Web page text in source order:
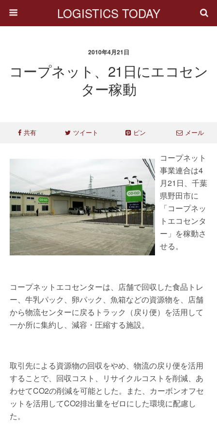
LOGISTICS TODAY
2010年4月21日
コープネット、21日にエコセン
ター稼動
共有 ツイート ピン メール
コープネット
事業連合は4
月21日、千葉
県野田市に
「コープネッ
トエコセンタ
ー」を稼動さ
せる。
コープネットエコセンターは、店舗で回収した食品トレ
ー、牛乳パック、卵パック、魚箱などの資源物を、店舗
から物流センターに戻るトラック（戻り便）を活用して
一か所に集約し、減容・圧縮する施設。
取引先による資源物の回収をやめ、物流の戻り便を活用
することで、回収コスト、リサイクルコストを削減、あ
わせてCO2の削減を可能とした。また、カーボンオフセ
ットを活用してCO2排出量をゼロにした環境に配慮し
た。